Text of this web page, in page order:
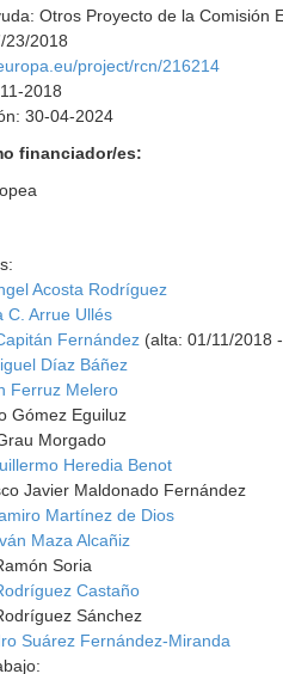
Otros Proyecto de la Comisión
23/2018
project/rcn/216214
2018
30-04-2024
financiador/es:
Acosta Rodríguez
C. Arrue Ullés
Fernández (alta: 01/11/2018
Díaz Báñez
Ferruz Melero
Gómez Eguiluz
Morgado
Heredia Benot
Javier Maldonado Fernández
Martínez de Dios
Maza Alcañiz
Soria
Castaño
Sánchez
Suárez Fernández-Miranda